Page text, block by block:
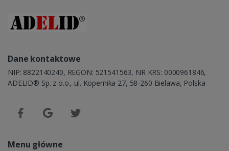
Dane kontaktowe
NIP: 8822140240, REGON: 521541563, NR KRS: 0000961846,
ADELID® Sp. z o.o., ul. Kopernika 27, 58-260 Bielawa, Polska
Menu główne